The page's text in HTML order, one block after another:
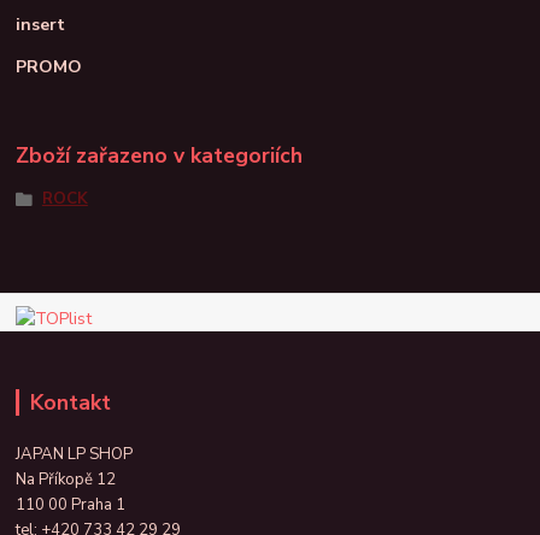
insert
PROMO
Zboží zařazeno v kategoriích
ROCK
Kontakt
JAPAN LP SHOP
Na Příkopě 12
110 00 Praha 1
tel: +420 733 42 29 29